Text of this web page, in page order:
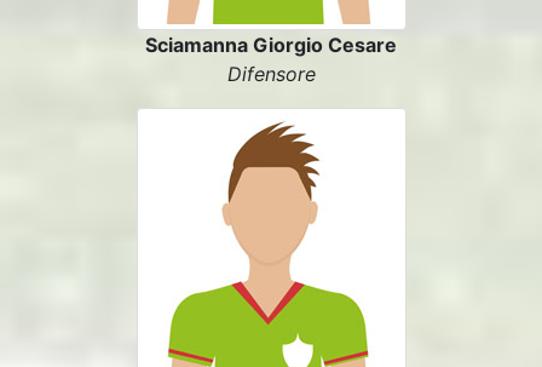
Sciamanna Giorgio Cesare
Difensore